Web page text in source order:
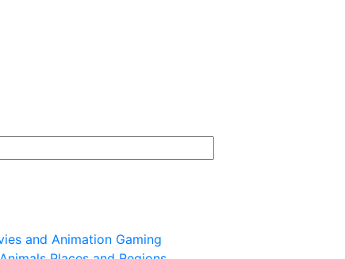
and Animation Gaming